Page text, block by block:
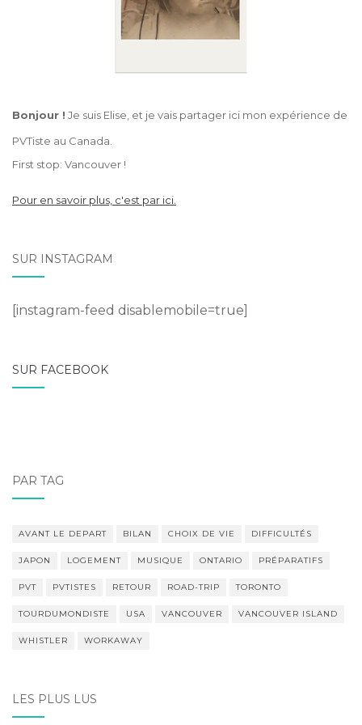
Bonjour ! Je suis Elise, et je vais partager ici mon expérience de
PVTiste au Canada.
First stop: Vancouver !
Pour en savoir plus, c'est par ici.
SUR INSTAGRAM
[instagram-feed disablemobile=true]
SUR FACEBOOK
PAR TAG
AVANT LE DEPART BILAN CHOIX DE VIE DIFFICULTÉS
JAPON LOGEMENT MUSIQUE ONTARIO PRÉPARATIFS
PVT PVTISTES RETOUR ROAD-TRIP TORONTO
TOURDUMONDISTE USA VANCOUVER VANCOUVER ISLAND
WHISTLER WORKAWAY
LES PLUS LUS